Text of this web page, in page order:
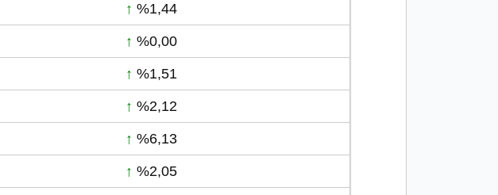
↑ %1,44
↑ %0,00
↑ %1,51
↑ %2,12
↑ %6,13
↑ %2,05